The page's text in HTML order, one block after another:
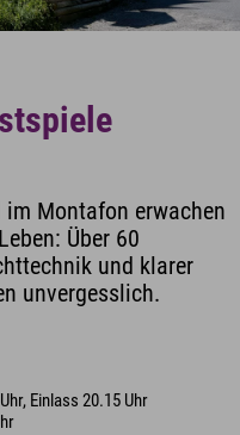
Montafon erwachen
Über 60
und klarer
unvergesslich.
Einlass 20.15 Uhr